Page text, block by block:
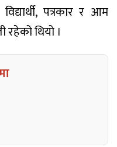
पत्रकार र आम
थियो ।